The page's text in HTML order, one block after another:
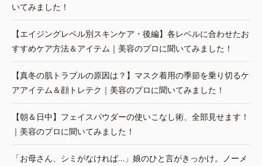
いてみました！
【エイジングレベル別スキンケア・後編】各レベルに合わせたお
すすめケア方法＆アイテム｜美容のプロに聞いてみました！
【真冬の肌トラブルの原因は？】マスク着用の季節を乗り切るケ
アアイテム＆顔トレテク｜美容のプロに聞いてみました！
【朝＆日中】フェイスパウダーの使いこなし術、全部見せます！
｜美容のプロに聞いてみました！
「お母さん、シミがなければ…」娘のひと言がきっかけ。ノーメ